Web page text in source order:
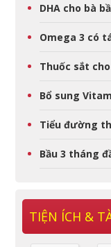
DHA cho bà
Omega 3 có
Thuốc sắt
Bổ sung
Tiểu đường
Bầu 3 tháng
TIỆN ÍCH &